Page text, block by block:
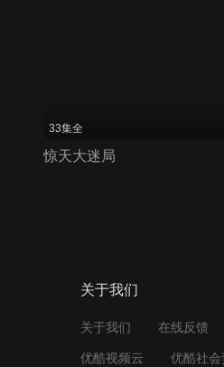
33集全
惊天大迷局
关于我们
关于我们 在线反馈
优酷视频云 优酷社